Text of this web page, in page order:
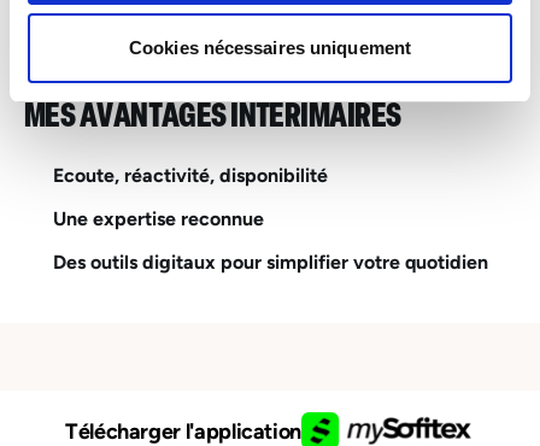
Cookies nécessaires uniquement
MES AVANTAGES INTÉRIMAIRES
Ecoute, réactivité, disponibilité
Une expertise reconnue
Des outils digitaux pour simplifier votre quotidien
Télécharger l'application